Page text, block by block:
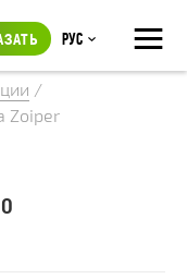
≡
Рус
/
Zoiper